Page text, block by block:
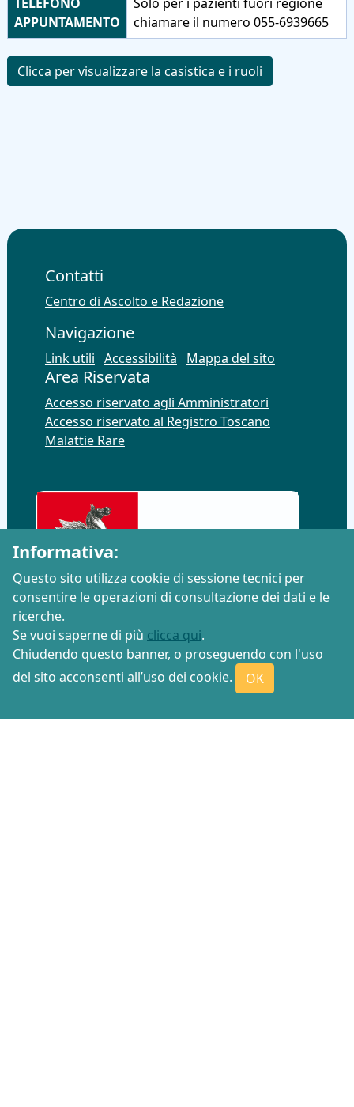
APPUNTAMENTO
chiamare il numero 055-6939665
Clicca per visualizzare la casistica e i ruoli
Contatti
Centro di Ascolto e Redazione
Navigazione
Link utili Accessibilità Mappa del sito
Area Riservata
Accesso riservato agli Amministratori
Accesso riservato al Registro Toscano
Malattie Rare
Informativa:
Questo sito utilizza cookie di sessione tecnici per
consentire le operazioni di consultazione dei dati e le
ricerche.
Se vuoi saperne di più clicca qui.
Chiudendo questo banner, o proseguendo con l'uso
del sito acconsenti all’uso dei cookie.
OK